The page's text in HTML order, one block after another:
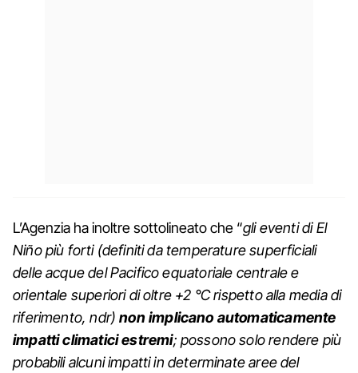
L’Agenzia ha inoltre sottolineato che “gli eventi di El
Niño più forti (definiti da temperature superficiali
delle acque del Pacifico equatoriale centrale e
orientale superiori di oltre +2 °C rispetto alla media di
riferimento, ndr)non implicano automaticamente
impatti climatici estremi; possono solo rendere più
probabili alcuni impatti in determinate aree del